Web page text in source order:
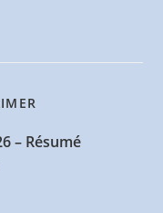
– Résumé